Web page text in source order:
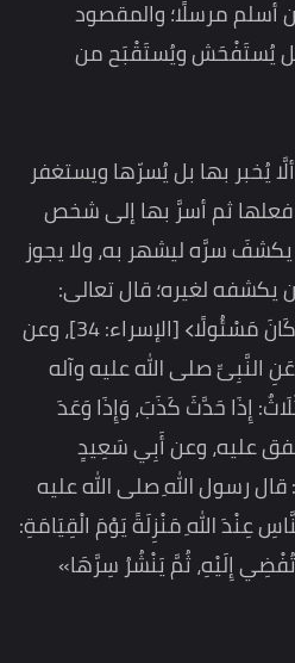
أسلم مرسلًا؛ والمقصود
يُستَفْحَش ويُستَقْبَح من
يُخبر بها بل يُسرّها ويستغفر
فعلها ثم أسرَّ بها إلى شخص
يكشفَ سرَّه ليشهر به، ولا يجوز
لغيره؛ قال تعالى:
﴿وَأَوْفُوا بِالْعَهْدِ إِنَّ الْعَهْدَ كَانَ مَسْئُولًا﴾ [الإسراء: 34]، وعن
النَّبِىِّ صلى الله عليه وآله
إِذَا حَدَّثَ كَذَبَ، وَإِذَا وَعَدَ
عليه، وعن أَبِي سَعِيدٍ
رسول اللهِ صلى الله عليه
عِنْدَ اللهِ مَنْزِلَةً يَوْمَ الْقِيَامَةِ:
إِلَيْهِ، ثُمَّ يَنْشُرُ سِرَّهَا»